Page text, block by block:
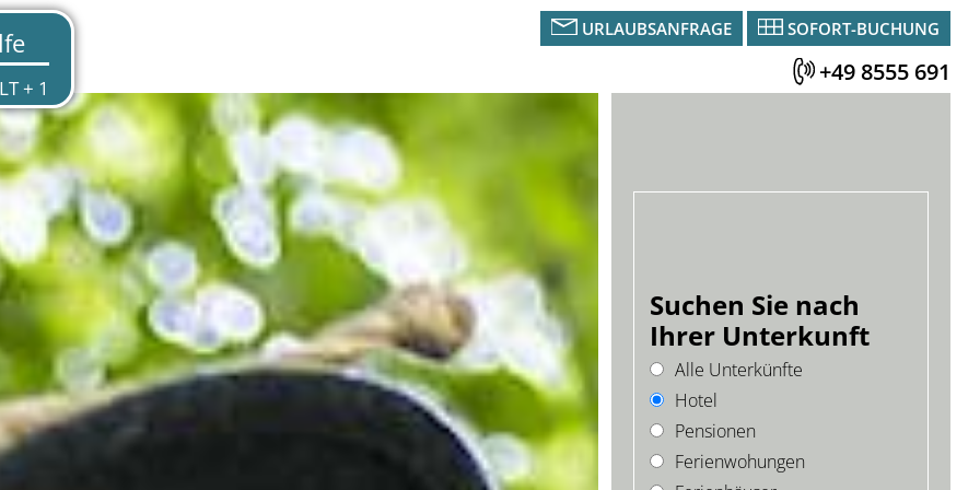
URLAUBSANFRAGE SOFORT-BUCHUNG
+49 8555 691
Suchen Sie nach
Ihrer Unterkunft
Alle Unterkünfte
Hotel
Pensionen
Ferienwohungen